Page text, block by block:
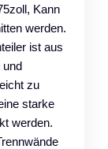
Kann
werden.
ist aus
und
zu
starke
werden.